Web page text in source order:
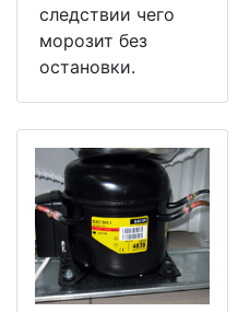
следствии чего
морозит без
остановки.